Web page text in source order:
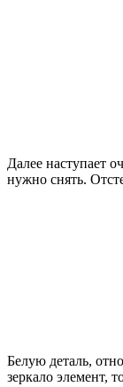
Далее наступает
нужно снять.
Белую деталь,
зеркало элемент,